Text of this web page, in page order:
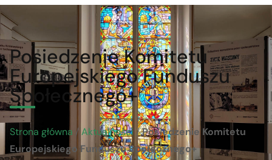
Posiedzenie Komitetu
Europejskiego Funduszu
Społecznego+
Strona główna / Aktualności /Posiedzenie Komitetu
Europejskiego Funduszu Społecznego+